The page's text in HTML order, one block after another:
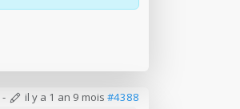
- il y a 1 an 9 mois #4388